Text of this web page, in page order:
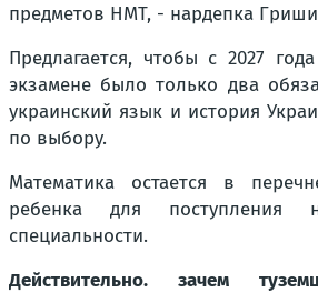
предметов НМТ, - нардепка
Предлагается, чтобы с 2027
экзамене было только два
украинский язык и история
по выбору.
Математика остается в
ребенка для поступления
специальности.
Действительно. зачем